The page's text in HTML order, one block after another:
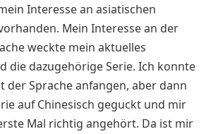
Interesse an asiatischen
Mein Interesse an der
weckte mein aktuelles
die dazugehörige Serie. Ich konnte
der Sprache anfangen, aber dann
auf Chinesisch geguckt und mir
Mal richtig angehört. Da ist mir